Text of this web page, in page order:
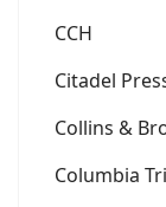
CCH
Citadel
Collins &
Columbia